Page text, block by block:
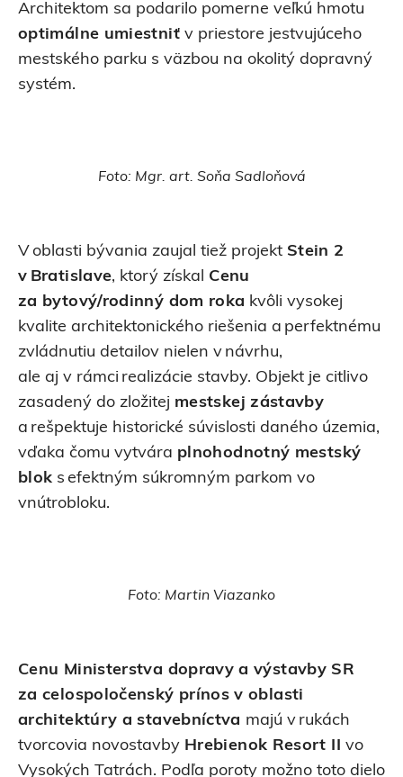
Architektom sa podarilo pomerne veľkú hmotu
optimálne umiestniťv priestore jestvujúceho
mestského parku s väzbou na okolitý dopravný
systém.
Foto: Mgr. art. Soňa Sadloňová
V oblasti bývania zaujal tiež projekt Stein 2
v Bratislave, ktorý získal Cenu
za bytový/rodinný dom roka kvôli vysokej
kvalite architektonického riešenia a perfektnému
zvládnutiu detailov nielen v návrhu,
ale aj v rámci realizácie stavby. Objekt je citlivo
zasadený do zložitej mestskej zástavby
a rešpektuje historické súvislosti daného územia,
vďaka čomu vytvára plnohodnotný mestský
blok s efektným súkromným parkom vo
vnútrobloku.
Foto: Martin Viazanko
Cenu Ministerstva dopravy a výstavby SR
za celospoločenský prínos v oblasti
architektúry a stavebníctva majú v rukách
tvorcovia novostavby Hrebienok Resort II vo
Vysokých Tatrách. Podľa poroty možno toto dielo